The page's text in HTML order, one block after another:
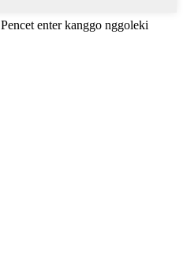
Pencet enter kanggo nggoleki